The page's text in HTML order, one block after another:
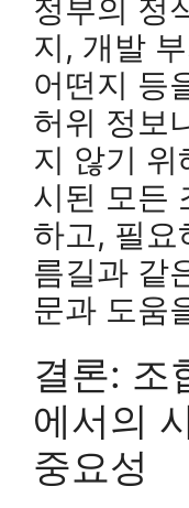
정부의 정
지, 개발
어떤지 등
허위 정보
지 않기 위
시된 모든
하고, 필요
름길과 같
문과 도움
결론: 조
에서의
중요성